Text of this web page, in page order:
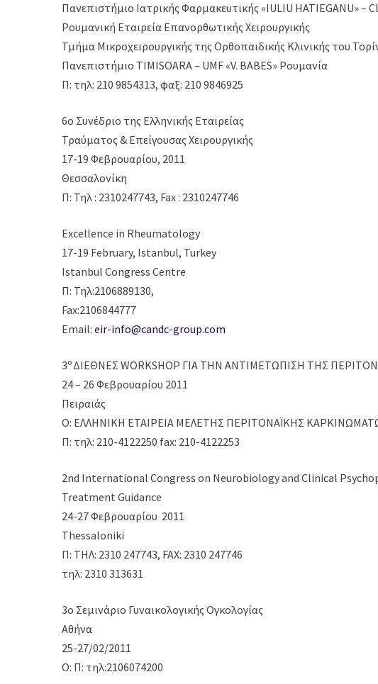
Πανεπιστήμιο Ιατρικής Φαρμακευτικής «ΙULIU HATIEGANU» –
Ρουμανική Εταιρεία Επανορθωτικής Χειρουργικής
Τμήμα Μικροχειρουργικής της Ορθοπαιδικής Κλινικής του
Πανεπιστήμιο TIMISOARA – UMF «V. BABES» Ρουμανία
Π: τηλ: 210 9854313, φαξ: 210 9846925
6ο Συνέδριο της Ελληνικής Εταιρείας
Τραύματος & Επείγουσας Χειρουργικής
17-19 Φεβρουαρίου, 2011
Θεσσαλονίκη
Π: Τηλ : 2310247743, Fax : 2310247746
Excellence in Rheumatology
17-19 February, Istanbul, Turkey
Istanbul Congress Centre
Π: Τηλ:2106889130,
Fax:2106844777
Email: eir-info@candc-group.com
3ο ΔΙΕΘΝΕΣ WORKSHOP ΓΙΑ ΤΗΝ ΑΝΤΙΜΕΤΩΠΙΣΗ ΤΗΣ
24 – 26 Φεβρουαρίου 2011
Πειραιάς
Ο: ΕΛΛΗΝΙΚΗ ΕΤΑΙΡΕΙΑ ΜΕΛΕΤΗΣ ΠΕΡΙΤΟΝΑЇΚΗΣ
Π: τηλ: 210-4122250 fax: 210-4122253
2nd International Congress on Neurobiology and Clinical
Treatment Guidance
24-27 Φεβρουαρίου 2011
Thessaloniki
Π: ΤΗΛ: 2310 247743, FAX: 2310 247746
τηλ: 2310 313631
3o Σεμινάριο Γυναικολογικής Ογκολογίας
Αθήνα
25-27/02/2011
Ο: Π: τηλ:2106074200